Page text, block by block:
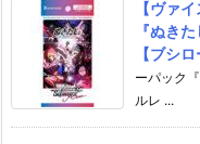
【ヴァ
『ぬき
【ブシ
ーパック
ルレ ...